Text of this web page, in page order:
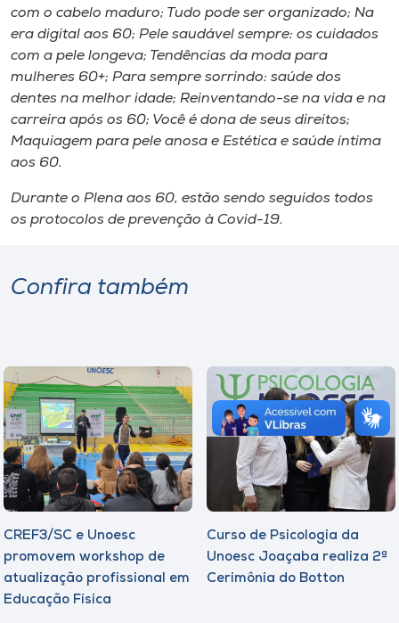
com o cabelo maduro; Tudo pode ser organizado; Na
era digital aos 60; Pele saudável sempre: os cuidados
com a pele longeva; Tendências da moda para
mulheres 60+; Para sempre sorrindo: saúde dos
dentes na melhor idade; Reinventando-se na vida e na
carreira após os 60; Você é dona de seus direitos;
Maquiagem para pele anosa e Estética e saúde íntima
aos 60.
Durante o Plena aos 60, estão sendo seguidos todos
os protocolos de prevenção à Covid-19.
Confira também
CREF3/SC e Unoesc
promovem workshop de
atualização profissional em
Educação Física
Curso de Psicologia da
Unoesc Joaçaba realiza 2ª
Cerimônia do Botton